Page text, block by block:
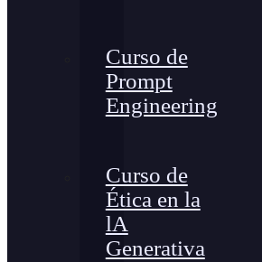
Curso de
Prompt
Engineering
Curso de
Ética en la
lA
Generativa